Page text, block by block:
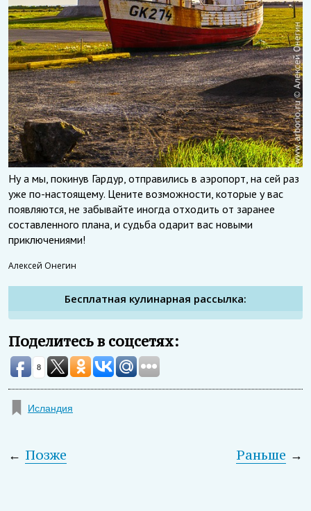
Ну а мы, покинув Гардур, отправились в аэропорт, на сей раз
уже по-настоящему. Цените возможности, которые у вас
появляются, не забывайте иногда отходить от заранее
составленного плана, и судьба одарит вас новыми
приключениями!
Алексей Онегин
Бесплатная кулинарная рассылка:
Поделитесь в соцсетях:
8
Исландия
← Позже →
Раньше